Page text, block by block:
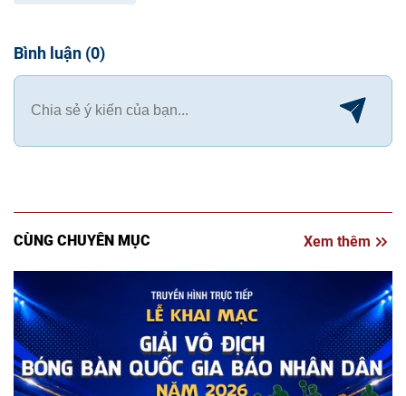
Bình luận (0)
CÙNG CHUYÊN MỤC Xem thêm